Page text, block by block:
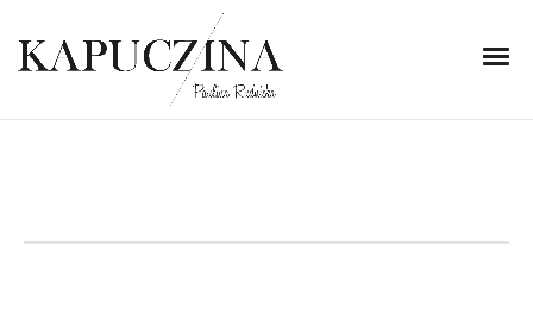
2 maja 2014
zdjęcie (8)-horz
Written by